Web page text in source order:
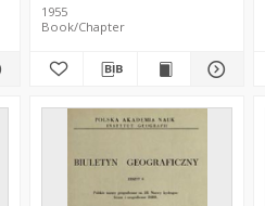
1955
Book/Chapter